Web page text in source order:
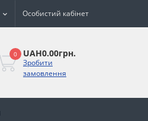
Особистий кабінет
0 UAH0.00грн.
Зробити
замовлення